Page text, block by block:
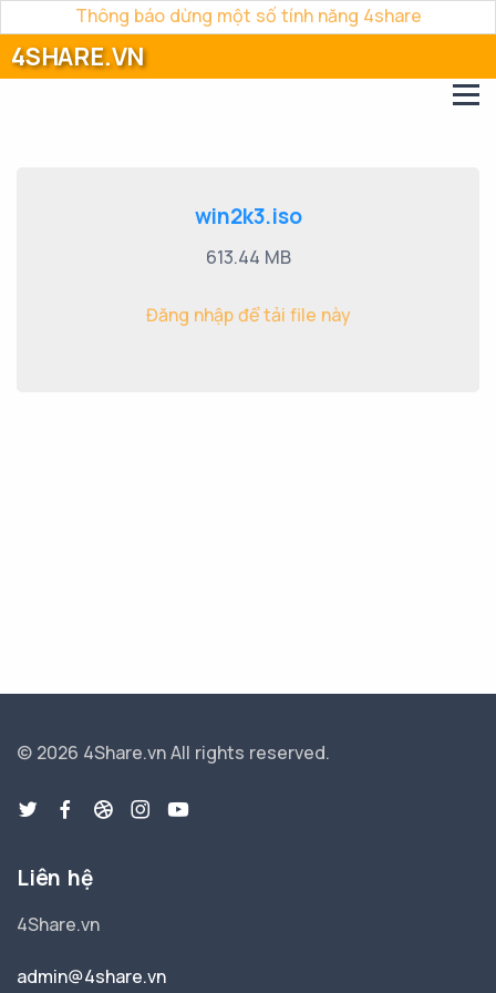
Thông báo dừng một số tính năng 4share
4SHARE.VN
win2k3.iso
613.44 MB
Đăng nhập để tải file này
© 2026 4Share.vnAll rights reserved.
Liên hệ
4Share.vn
admin@4share.vn